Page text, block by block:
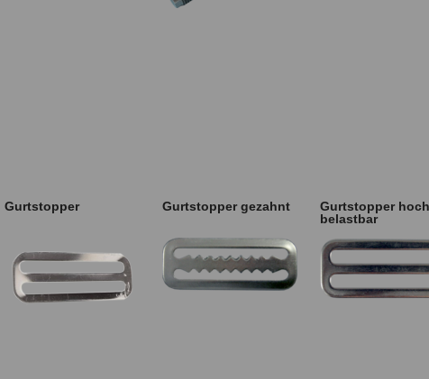
Gurtstopper Gurtstopper gezahnt
Gurtstopper hoch
belastbar